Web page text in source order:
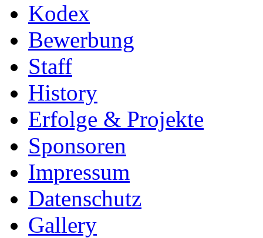
Kodex
Bewerbung
Staff
History
Erfolge & Projekte
Sponsoren
Impressum
Datenschutz
Gallery